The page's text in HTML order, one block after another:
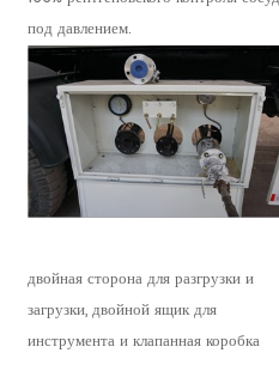
под давлением.
двойная сторона для разгрузки и
загрузки, двойной ящик для
инструмента и клапанная коробка